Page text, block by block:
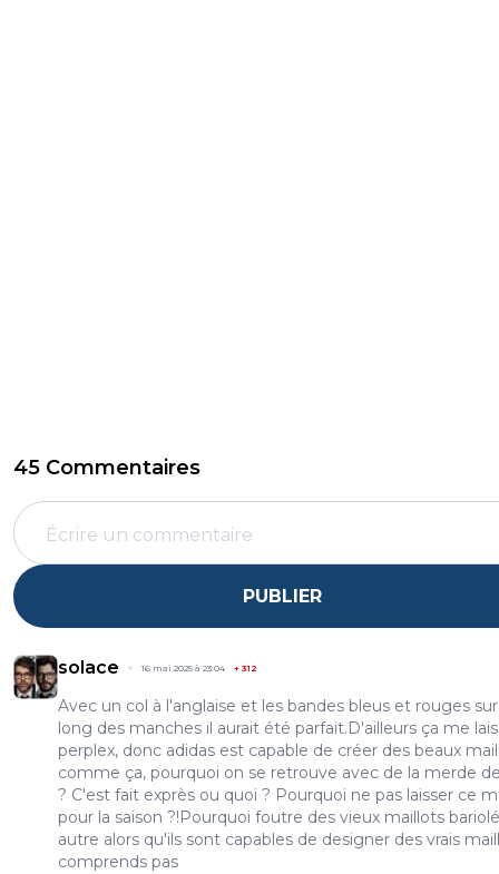
45 Commentaires
PUBLIER
solace 16 mai 2025 à 23:04 + 312
Avec un col à l'anglaise et les bandes bleus et rouges
long des manches il aurait été parfait.D'ailleurs ça me
perplex, donc adidas est capable de créer des beaux
comme ça, pourquoi on se retrouve avec de la merde
? C'est fait exprès ou quoi ? Pourquoi ne pas laisser ce
pour la saison ?!Pourquoi foutre des vieux maillots
autre alors qu'ils sont capables de designer des vrais
comprends pas